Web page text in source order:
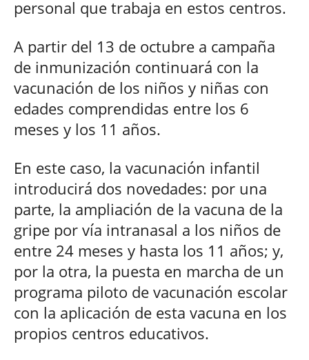
personal que trabaja en estos centros.
A partir del 13 de octubre a campaña
de inmunización continuará con la
vacunación de los niños y niñas con
edades comprendidas entre los 6
meses y los 11 años.
En este caso, la vacunación infantil
introducirá dos novedades: por una
parte, la ampliación de la vacuna de la
gripe por vía intranasal a los niños de
entre 24 meses y hasta los 11 años; y,
por la otra, la puesta en marcha de un
programa piloto de vacunación escolar
con la aplicación de esta vacuna en los
propios centros educativos.